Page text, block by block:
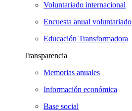
Voluntariado internacional
Encuesta anual voluntariado
Educación Transformadora
Transparencia
Memorias anuales
Información económica
Base social